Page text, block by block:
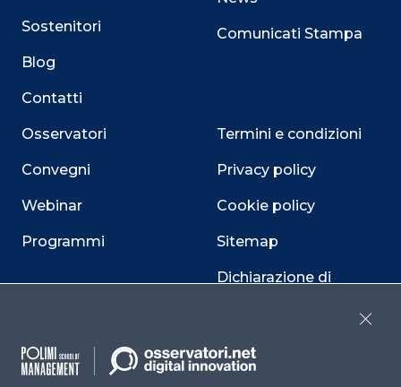
Sostenitori
Blog
Contatti
Osservatori
Convegni
Webinar
Programmi
Comunicati Stampa
Termini e condizioni
Privacy policy
Cookie policy
Sitemap
Dichiarazione di